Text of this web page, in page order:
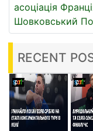
асоціація
Шовковський
RECENT